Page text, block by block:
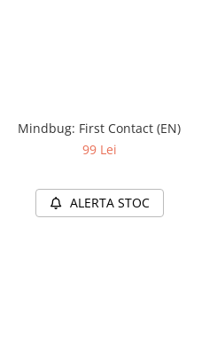
Mindbug: First Contact (EN)
99 Lei
ALERTA STOC